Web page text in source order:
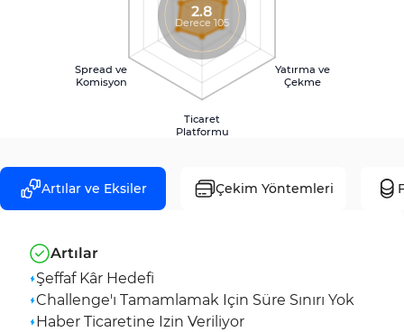
Yatırma ve
Çekme
Ticaret
Platformu
Spread ve
Komisyon
2.8
Derece 105
Artılar ve Eksiler Çekim Yöntemleri
Artılar
Şeffaf Kâr Hedefi
Challenge'ı Tamamlamak Için Süre Sınırı Yok
Haber Ticaretine Izin Veriliyor